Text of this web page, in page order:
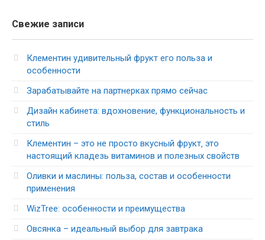
Свежие записи
Клементин удивительный фрукт его польза и
особенности
Зарабатывайте на партнерках прямо сейчас
Дизайн кабинета: вдохновение, функциональность и
стиль
Клементин – это не просто вкусный фрукт‚ это
настоящий кладезь витаминов и полезных свойств
Оливки и маслины: польза, состав и особенности
применения
WizTree: особенности и преимущества
Овсянка – идеальный выбор для завтрака